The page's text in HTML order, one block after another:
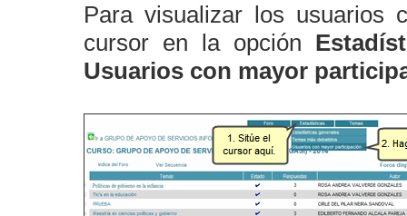
Para visualizar los usuarios
cursor en la opción
Usuarios con mayor